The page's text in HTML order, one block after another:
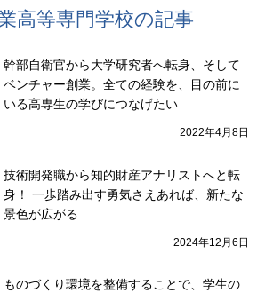
高等専門学校の記事
幹部自衛官から大学研究者へ転身、そして
ベンチャー創業。全ての経験を、目の前に
いる高専生の学びにつなげたい
2022年4月8日
技術開発職から知的財産アナリストへと転
身！ 一歩踏み出す勇気さえあれば、新たな
景色が広がる
2024年12月6日
ものづくり環境を整備することで、学生の